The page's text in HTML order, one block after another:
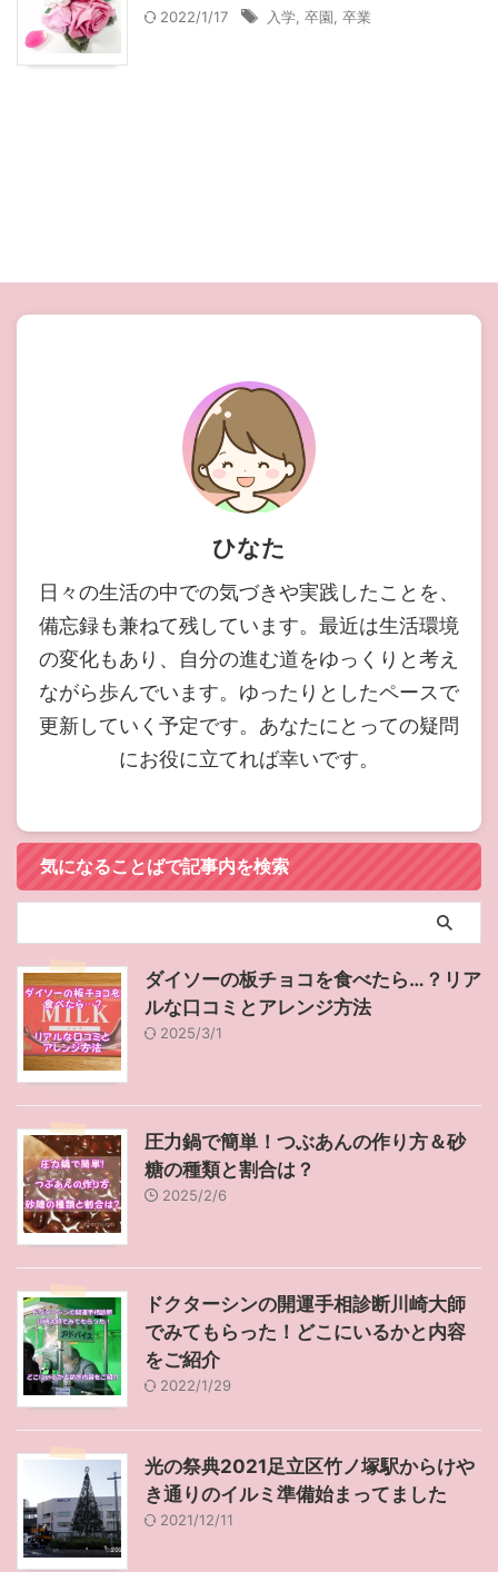
2022/1/17 入学 卒園 卒業
ひなた
日々の生活の中での気づきや実践したことを、
備忘録も兼ねて残しています。最近は生活環境
の変化もあり、自分の進む道をゆっくりと考え
ながら歩んでいます。ゆったりとしたペースで
更新していく予定です。あなたにとっての疑問
にお役に立てれば幸いです。
気になることばで記事内を検索
ダイソーの板チョコを食べたら…？リア
ルな口コミとアレンジ方法
2025/3/1
圧力鍋で簡単！つぶあんの作り方＆砂
糖の種類と割合は？
2025/2/6
ドクターシンの開運手相診断川崎大師
でみてもらった！どこにいるかと内容
をご紹介
2022/1/29
光の祭典2021足立区竹ノ塚駅からけや
き通りのイルミ準備始まってました
2021/12/11